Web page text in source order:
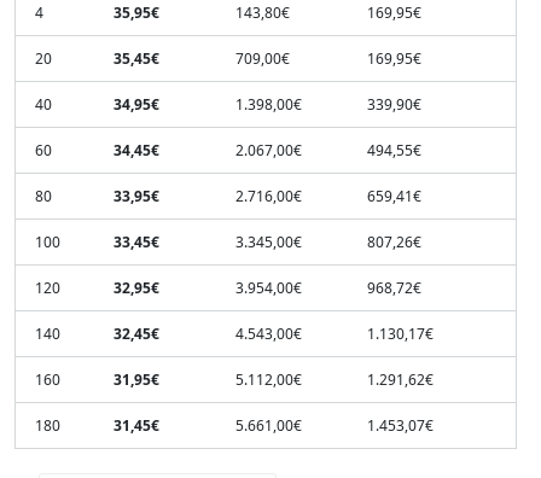
4 35,95€ 143,80€ 169,95€
20 35,45€ 709,00€ 169,95€
40 34,95€ 1.398,00€ 339,90€
60 34,45€ 2.067,00€ 494,55€
80 33,95€ 2.716,00€ 659,41€
100 33,45€ 3.345,00€ 807,26€
120 32,95€ 3.954,00€ 968,72€
140 32,45€ 4.543,00€ 1.130,17€
160 31,95€ 5.112,00€ 1.291,62€
180 31,45€ 5.661,00€ 1.453,07€